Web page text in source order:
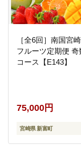
［全6回］南国宮
フルーツ定期便 奇
コース【E143】
75,000円
宮崎県 新富町